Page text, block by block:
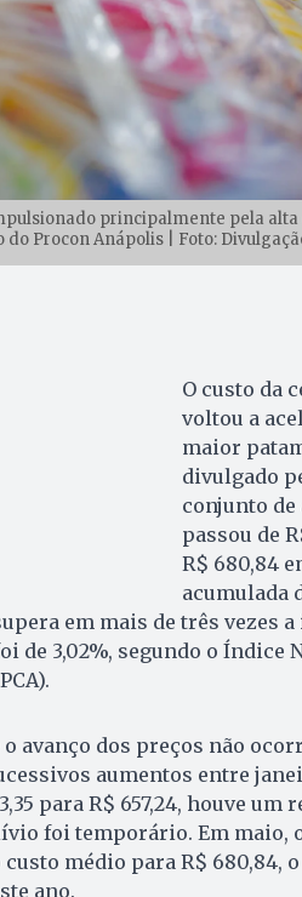
principalmente pela
Procon Anápolis | Foto:
O custo da
voltou a
maior
divulgado
conjunto
passou de
R$ 680,84
acumulada
em mais de três vezes
de 3,02%, segundo o Índice
avanço dos preços não
aumentos entre
para R$ 657,24, houve um
foi temporário. Em
custo médio para R$ 680,84,
ano.